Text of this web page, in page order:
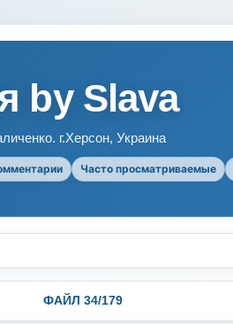
by Slava
г.Херсон, Украина
Часто просматриваемые
ФАЙЛ 34/179